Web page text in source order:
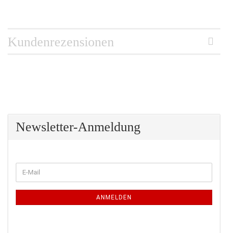
Kundenrezensionen
Newsletter-Anmeldung
ZUR
NEWSLETTER-
E-
Mail
ANMELDEN